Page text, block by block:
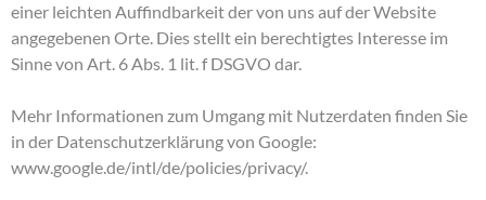
einer leichten Auffindbarkeit der von uns auf der Website
angegebenen Orte. Dies stellt ein berechtigtes Interesse im
Sinne von Art. 6 Abs. 1 lit. f DSGVO dar.
Mehr Informationen zum Umgang mit Nutzerdaten finden Sie
in der Datenschutzerklärung von Google:
www.google.de/intl/de/policies/privacy/.